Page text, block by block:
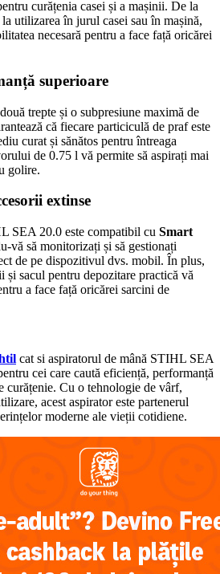
curățenia casei și a mașinii. De la
utilizarea în jurul casei sau în mașină,
necesară pentru a face față oricărei
superioare
trepte și o subpresiune maximă de
că fiecare particiculă de praf este
curat și sănătos pentru întreaga
de 0.75 l vă permite să aspirați mai
golire.
extinse
SEA 20.0 este compatibil cu Smart
vă să monitorizați și să gestionați
de pe dispozitivul dvs. mobil. În plus,
și sacul pentru depozitare practică vă
a face față oricărei sarcini de
cat si aspiratorul de mână STIHL SEA
cei care caută eficiență, performanță
curățenie. Cu o tehnologie de vârf,
acest aspirator este partenerul
moderne ale vieții cotidiene.